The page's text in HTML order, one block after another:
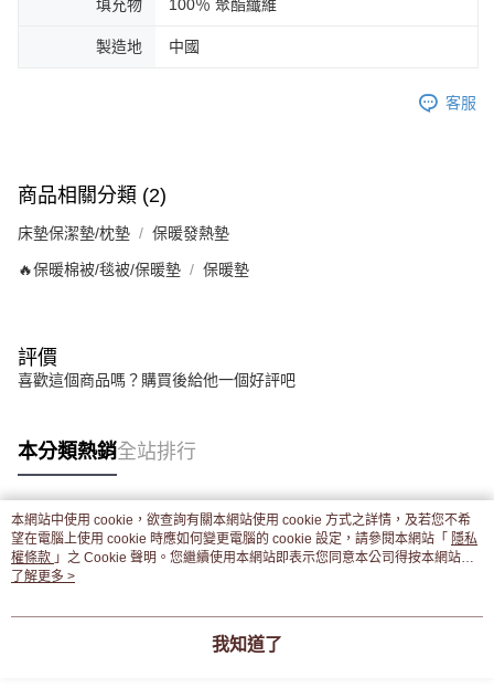
填充物 100％ 聚酯纖維
製造地 中國
客服
商品相關分類 (2)
床墊保潔墊/枕墊 保暖發熱墊
🔥保暖棉被/毯被/保暖墊 保暖墊
評價
喜歡這個商品嗎？購買後給他一個好評吧
本分類熱銷全站排行
熱門標籤
本網站中使用 cookie，欲查詢有關本網站使用 cookie 方式之詳情，及若您不希
望在電腦上使用 cookie 時應如何變更電腦的 cookie 設定，請參閱本網站「 隱私
權條款 」之 Cookie 聲明。您繼續使用本網站即表示您同意本公司得按本網站使
用條款之 Cookie 聲明使用 cookie。
了解更多 >
我知道了